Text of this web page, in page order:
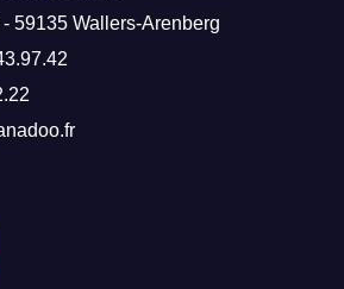
59135 Wallers-Arenberg